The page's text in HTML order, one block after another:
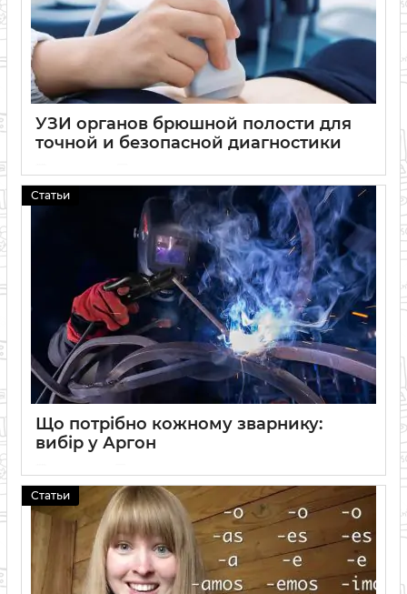
УЗИ органов брюшной полости для
точной и безопасной диагностики
Статьи
Що потрібно кожному зварнику:
вибір у Аргон
Статьи